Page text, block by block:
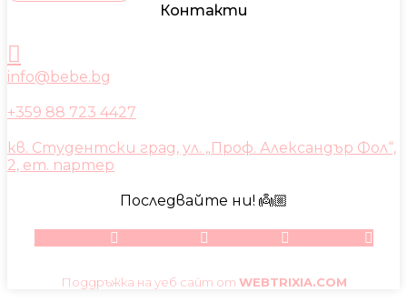
Контакти
info@bebe.bg
+359 88 723 4427
кв. Студентски град, ул. „Проф. Александър Фол“,
2, ет. партер
Последвайте ни! 👼🏼
Поддръжка на уеб сайт от WEBTRIXIA.COM